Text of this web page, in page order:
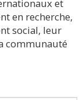
et
en recherche,
social, leur
communauté